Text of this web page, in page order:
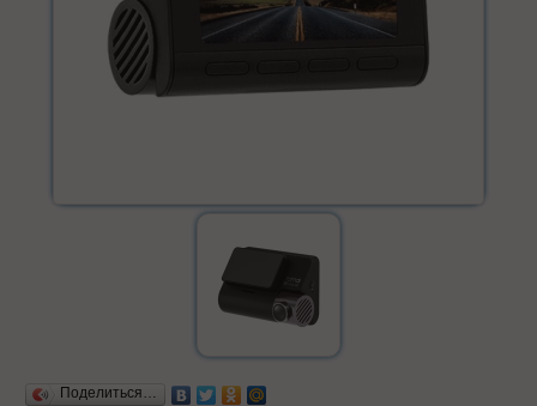
Поделиться…